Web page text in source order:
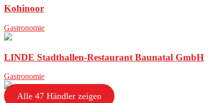
Kohinoor
Gastronomie
LINDE Stadthallen-Restaurant Baunatal GmbH
Gastronomie
Alle 47 Händler zeigen